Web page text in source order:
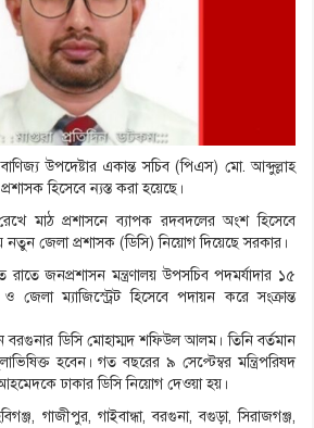
বাণিজ্য উপদেষ্টার একান্ত সচিব (পিএস) মো. আব্দুল্লাহ
হিসেবে ন্যস্ত করা হয়েছে।
মাঠ প্রশাসনে ব্যাপক রদবদলের অংশ হিসেবে
জেলা প্রশাসক (ডিসি) নিয়োগ দিয়েছে সরকার।
রাতে জনপ্রশাসন মন্ত্রণালয় উপসচিব পদমর্যাদার ১৫
জেলা ম্যাজিস্ট্রেট হিসেবে পদায়ন করে সংক্রান্ত
বরগুনার ডিসি মোহাম্মদ শফিউল আলম। তিনি বর্তমান
হবেন। গত বছরের ৯ সেপ্টেম্বর মন্ত্রিপরিষদ
ঢাকার ডিসি নিয়োগ দেওয়া হয়।
গাজীপুর, গাইবান্ধা, বরগুনা, বগুড়া, সিরাজগঞ্জ,